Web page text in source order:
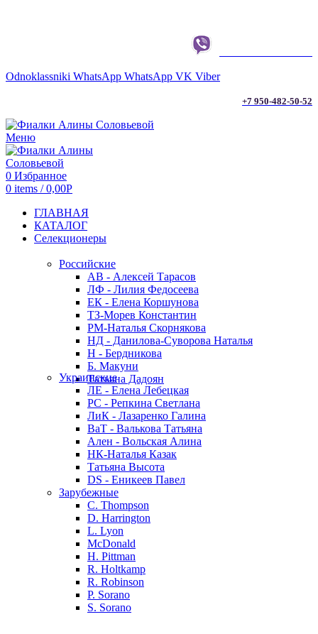
Odnoklassniki WhatsApp WhatsApp VK Viber
+7 950-482-50-52
Меню
0 Избранное
0 items / 0,00Р
ГЛАВНАЯ
КАТАЛОГ
Селекционеры
Российские
АВ - Алексей Тарасов
ЛФ - Лилия Федосеева
ЕК - Елена Коршунова
ТЗ-Морев Константин
РМ-Наталья Скорнякова
НД - Данилова-Суворова Наталья
Н - Бердникова
Б. Макуни
Татьяна Дадоян
Украинские
ЛЕ - Елена Лебецкая
РС - Репкина Светлана
ЛиК - Лазаренко Галина
ВаТ - Валькова Татьяна
Ален - Вольская Алина
НК-Наталья Казак
Татьяна Высота
DS - Еникеев Павел
Зарубежные
C. Thompson
D. Harrington
L. Lyon
McDonald
H. Pittman
R. Holtkamp
R. Robinson
P. Sorano
S. Sorano